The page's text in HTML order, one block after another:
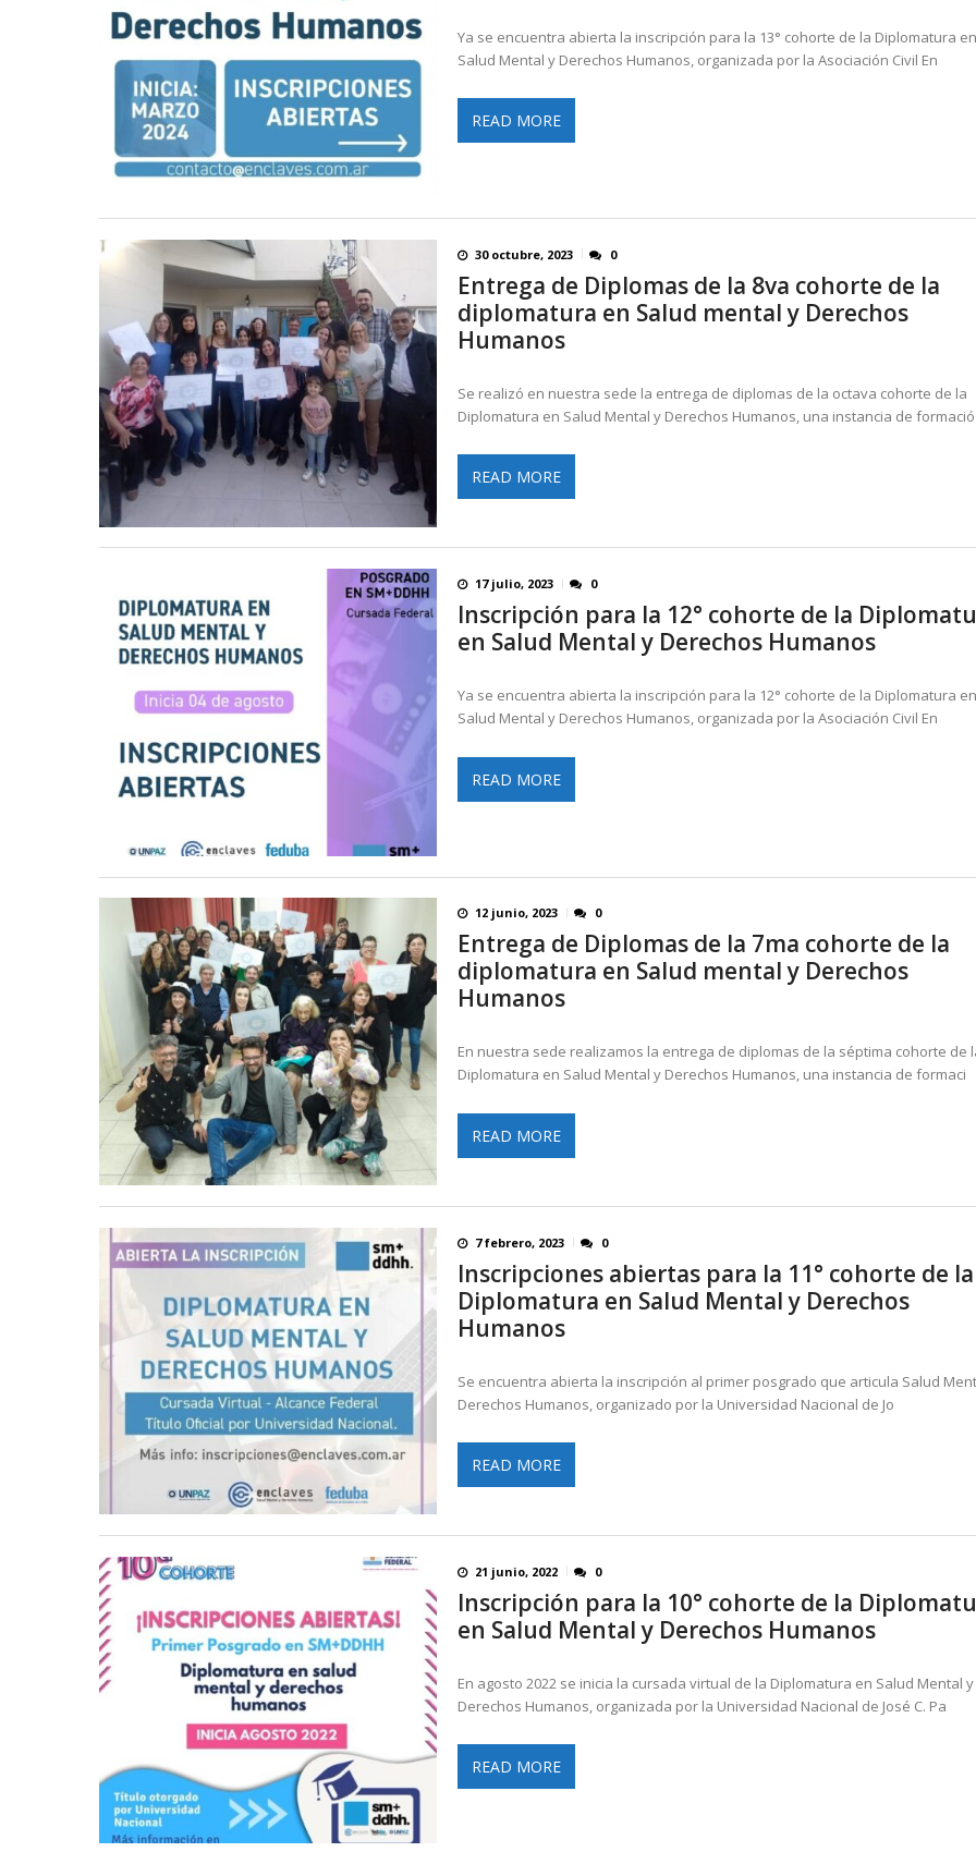
Ya se encuentra abierta la inscripción para la 13° cohorte de la Diplomatura en
Salud Mental y Derechos Humanos, organizada por la Asociación Civil En
READ MORE
30 octubre, 2023 0
Entrega de Diplomas de la 8va cohorte de la
diplomatura en Salud mental y Derechos
Humanos
Se realizó en nuestra sede la entrega de diplomas de la octava cohorte de la
Diplomatura en Salud Mental y Derechos Humanos, una instancia de formació
READ MORE
17 julio, 2023 0
Inscripción para la 12° cohorte de la
en Salud Mental y Derechos Humanos
Ya se encuentra abierta la inscripción para la 12° cohorte de la Diplomatura en
Salud Mental y Derechos Humanos, organizada por la Asociación Civil En
READ MORE
12 junio, 2023 0
Entrega de Diplomas de la 7ma cohorte de la
diplomatura en Salud mental y Derechos
Humanos
En nuestra sede realizamos la entrega de diplomas de la séptima cohorte de
Diplomatura en Salud Mental y Derechos Humanos, una instancia de formaci
READ MORE
7 febrero, 2023 0
Inscripciones abiertas para la 11° cohorte de la
Diplomatura en Salud Mental y Derechos
Humanos
Se encuentra abierta la inscripción al primer posgrado que articula Salud
Derechos Humanos, organizado por la Universidad Nacional de Jo
READ MORE
21 junio, 2022 0
Inscripción para la 10° cohorte de la
en Salud Mental y Derechos Humanos
En agosto 2022 se inicia la cursada virtual de la Diplomatura en Salud Mental y
Derechos Humanos, organizada por la Universidad Nacional de José C. Pa
READ MORE